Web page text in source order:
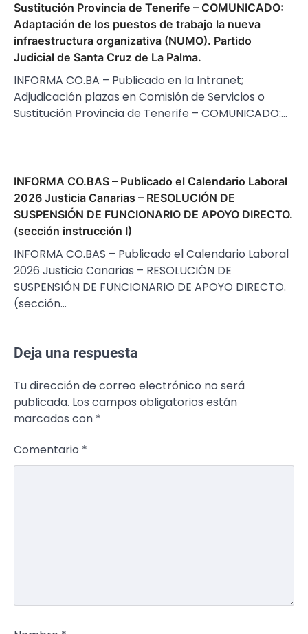
Sustitución Provincia de Tenerife – COMUNICADO:
Adaptación de los puestos de trabajo la nueva
infraestructura organizativa (NUMO). Partido
Judicial de Santa Cruz de La Palma.
INFORMA CO.BA – Publicado en la Intranet;
Adjudicación plazas en Comisión de Servicios o
Sustitución Provincia de Tenerife – COMUNICADO:…
INFORMA CO.BAS – Publicado el Calendario Laboral
2026 Justicia Canarias – RESOLUCIÓN DE
SUSPENSIÓN DE FUNCIONARIO DE APOYO DIRECTO.
(sección instrucción I)
INFORMA CO.BAS – Publicado el Calendario Laboral
2026 Justicia Canarias – RESOLUCIÓN DE
SUSPENSIÓN DE FUNCIONARIO DE APOYO DIRECTO.
(sección…
Deja una respuesta
Tu dirección de correo electrónico no será
publicada. Los campos obligatorios están
marcados con *
Comentario *